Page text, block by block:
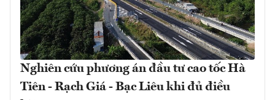
Nghiên cứu phương án đầu tư cao tốc Hà
Tiên - Rạch Giá - Bạc Liêu khi đủ điều